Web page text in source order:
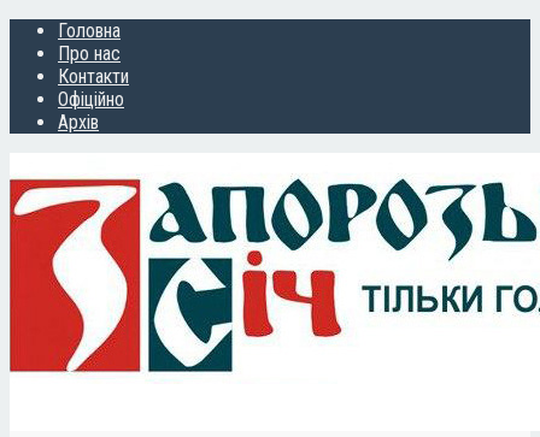
Головна
Про нас
Контакти
Офіційно
Архів